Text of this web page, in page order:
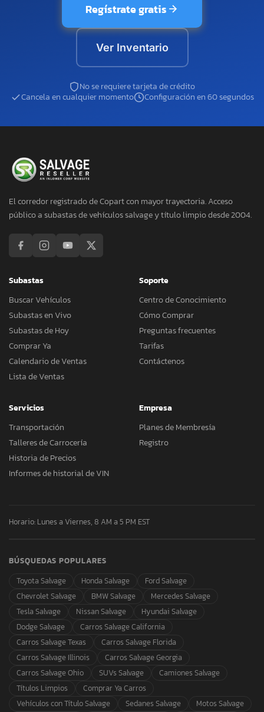
Regístrate gratis
Ver Inventario
No se requiere tarjeta de crédito
Cancela en cualquier momento
Configuración en 60 segundos
El corredor registrado de Copart con mayor trayectoria. Acceso
público a subastas de vehículos salvage y título limpio desde 2004.
Subastas
Buscar Vehículos
Subastas en Vivo
Subastas de Hoy
Comprar Ya
Calendario de Ventas
Lista de Ventas
Soporte
Centro de Conocimiento
Cómo Comprar
Preguntas frecuentes
Tarifas
Contáctenos
Servicios
Transportación
Talleres de Carrocería
Historia de Precios
Informes de historial de VIN
Empresa
Planes de Membresía
Registro
Horario: Lunes a Viernes, 8 AM a 5 PM EST
BÚSQUEDAS POPULARES
Toyota Salvage
Honda Salvage
Ford Salvage
Chevrolet Salvage
BMW Salvage
Mercedes Salvage
Tesla Salvage
Nissan Salvage
Hyundai Salvage
Dodge Salvage
Carros Salvage California
Carros Salvage Texas
Carros Salvage Florida
Carros Salvage Illinois
Carros Salvage Georgia
Carros Salvage Ohio
SUVs Salvage
Camiones Salvage
Títulos Limpios
Comprar Ya Carros
Vehículos con Título Salvage
Sedanes Salvage Motos Salvage